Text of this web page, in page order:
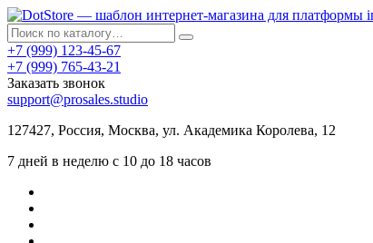
+7 (999) 123-45-67
+7 (999) 765-43-21
Заказать звонок
support@prosales.studio
127427, Россия, Москва, ул. Академика Королева, 12
7 дней в неделю с 10 до 18 часов